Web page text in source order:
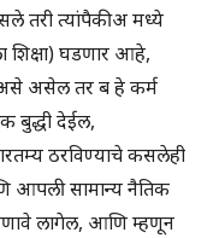
तरी त्यांपैकी अ मध्ये
शिक्षा) घडणार आहे,
असे असेल तर ब हे कर्म
बुद्धी देईल,
ठरविण्याचे कसलेही
आपली सामान्य नैतिक
लागेल, आणि म्हणून